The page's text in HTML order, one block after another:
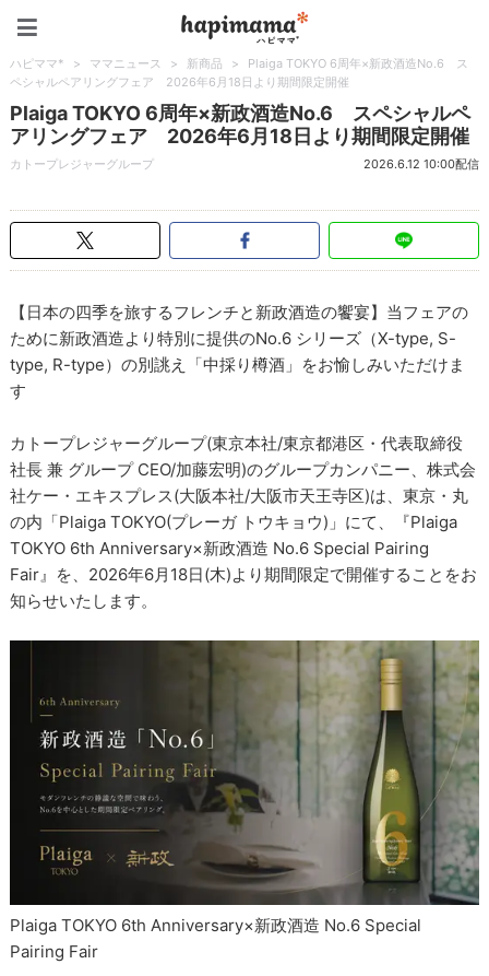
ハピママ* > ママニュース > 新商品 >
Plaiga TOKYO 6周年×新政酒造No.6 ス
ペシャルペアリングフェア 2026年6月18日より期間限定開催
Plaiga TOKYO 6周年×新政酒造No.6 スペシャルペ
アリングフェア 2026年6月18日より期間限定開催
カトープレジャーグループ 2026.6.12 10:00配信
【日本の四季を旅するフレンチと新政酒造の饗宴】当フェアの
ために新政酒造より特別に提供のNo.6 シリーズ（X-type, S-
type, R-type）の別誂え「中採り樽酒」をお愉しみいただけま
す
カトープレジャーグループ(東京本社/東京都港区・代表取締役
社長 兼 グループ CEO/加藤宏明)のグループカンパニー、株式会
社ケー・エキスプレス(大阪本社/大阪市天王寺区)は、東京・丸
の内「Plaiga TOKYO(プレーガ トウキョウ)」にて、『Plaiga
TOKYO 6th Anniversary×新政酒造 No.6 Special Pairing
Fair』を、2026年6月18日(木)より期間限定で開催することをお
知らせいたします。
Plaiga TOKYO 6th Anniversary×新政酒造 No.6 Special
Pairing Fair